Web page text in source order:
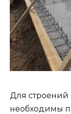
Для строений
необходимы